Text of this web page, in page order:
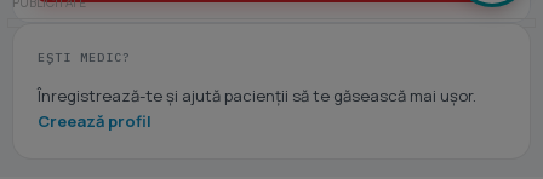
EȘTI MEDIC?
Înregistrează-te și ajută pacienții să te găsească mai ușor.
Creează profil